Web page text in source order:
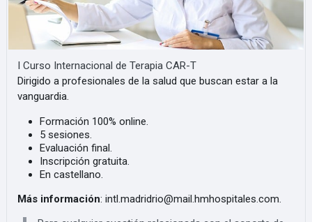
I Curso Internacional de Terapia CAR-T
Dirigido a profesionales de la salud que buscan estar a la
vanguardia.
Formación 100% online.
5 sesiones.
Evaluación final.
Inscripción gratuita.
En castellano.
Más información: intl.madridrio@mail.hmhospitales.com.